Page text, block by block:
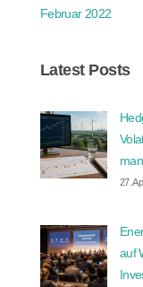
Februar 2022
Latest Posts
27.
auf